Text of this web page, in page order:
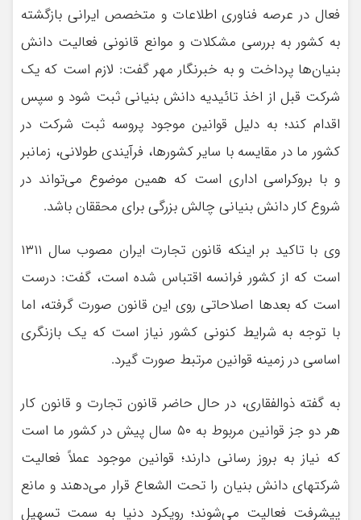
فعال در عرصه فناوری اطلاعات و متخصص ایرانی بازگشته
به کشور به بررسی مشکلات و موانع قانونی فعالیت دانش
بنیان‌ها پرداخت و به خبرنگار مهر گفت: لازم است که یک
شرکت قبل از اخذ تائیدیه دانش بنیانی ثبت شود و سپس
اقدام کند؛ به دلیل قوانین موجود پروسه ثبت شرکت در
کشور ما در مقایسه با سایر کشورها، فرآیندی طولانی، زمانبر
و با بروکراسی اداری است که همین موضوع می‌تواند در
شروع کار دانش بنیانی چالش بزرگی برای محققان باشد.
وی با تاکید بر اینکه قانون تجارت ایران مصوب سال ۱۳۱۱
است که از کشور فرانسه اقتباس شده است، گفت: درست
است که بعدها اصلاحاتی روی این قانون صورت گرفته، اما
با توجه به شرایط کنونی کشور نیاز است که یک بازنگری
اساسی در زمینه قوانین مرتبط صورت گیرد.
به گفته ذوالفقاری، در حال حاضر قانون تجارت و قانون کار
هر دو جز قوانین مربوط به ۵۰ سال پیش در کشور ما است
که نیاز به بروز رسانی دارند؛ قوانین موجود عملاً فعالیت
شرکتهای دانش بنیان را تحت الشعاع قرار می‌دهند و مانع
پیشرفت فعالیت می‌شوند؛ رویکرد دنیا به سمت تسهیل